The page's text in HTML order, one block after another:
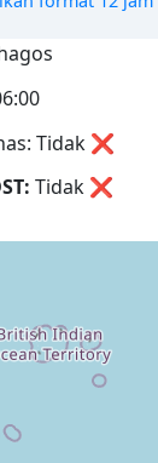
Tidak ❌
Tidak ❌